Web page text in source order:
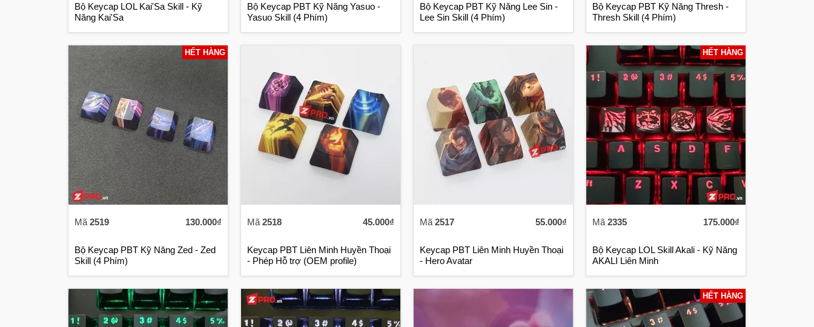
Bộ Keycap LOL Kai'Sa Skill - Kỹ
Năng Kai'Sa
Bộ Keycap PBT Kỹ Năng Yasuo -
Yasuo Skill (4 Phím)
Bộ Keycap PBT Kỹ Năng Lee Sin -
Lee Sin Skill (4 Phím)
Bộ Keycap PBT Kỹ Năng Thresh -
Thresh Skill (4 Phím)
HẾT HÀNG
Mã 2519 130.000₫
Bộ Keycap PBT Kỹ Năng Zed - Zed
Skill (4 Phím)
Mã 2518 45.000₫
Keycap PBT Liên Minh Huyền Thoại
- Phép Hỗ trợ (OEM profile)
Mã 2517 55.000₫
Keycap PBT Liên Minh Huyền Thoại
- Hero Avatar
HẾT HÀNG
Mã 2335 175.000₫
Bộ Keycap LOL Skill Akali - Kỹ Năng
AKALI Liên Minh
HẾT HÀNG